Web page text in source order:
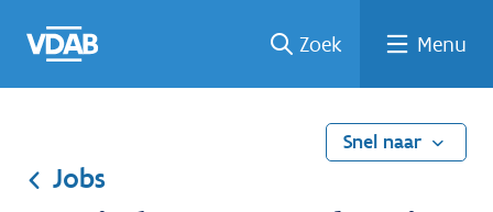
naar
een
een
job
naar
Zoek Menu
Snel naar
Jobs